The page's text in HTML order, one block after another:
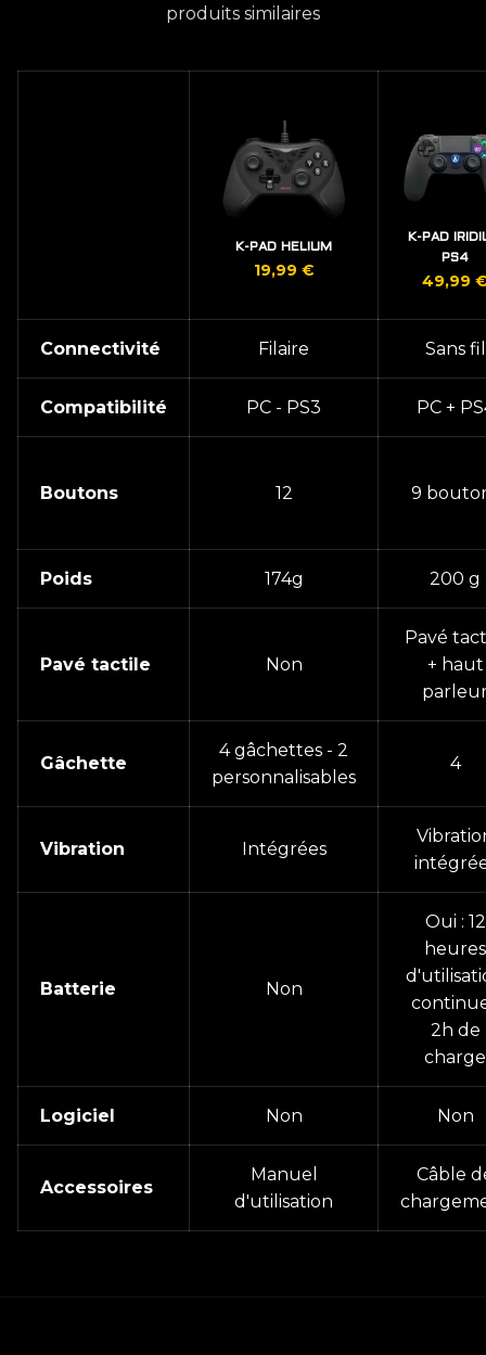
produits similaires
K-PAD HELIUM
19,99 €
K-PAD
PS4
49,99
Connectivité Filaire Sans fil
Compatibilité PC - PS3 PC +
Boutons 12 9
Poids 174g 200 g
Pavé tactile Non
Pavé
+ haut
Gâchette
4 gâchettes - 2
personnalisables
4
Vibration Intégrées
Batterie Non
Oui : 12
heures
2h de
charge
Logiciel Non Non
Accessoires
Manuel
d'utilisation
Câble